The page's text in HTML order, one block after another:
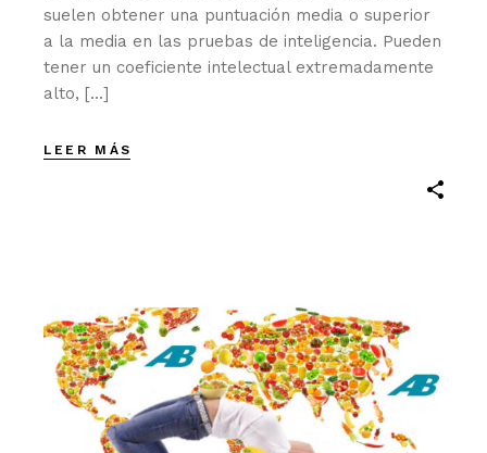
suelen obtener una puntuación media o superior
a la media en las pruebas de inteligencia. Pueden
tener un coeficiente intelectual extremadamente
alto, […]
LEER MÁS